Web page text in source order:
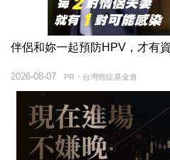
伴侶和妳一起預防HPV，才有
PR・台灣癌症基金會
2026-08-07